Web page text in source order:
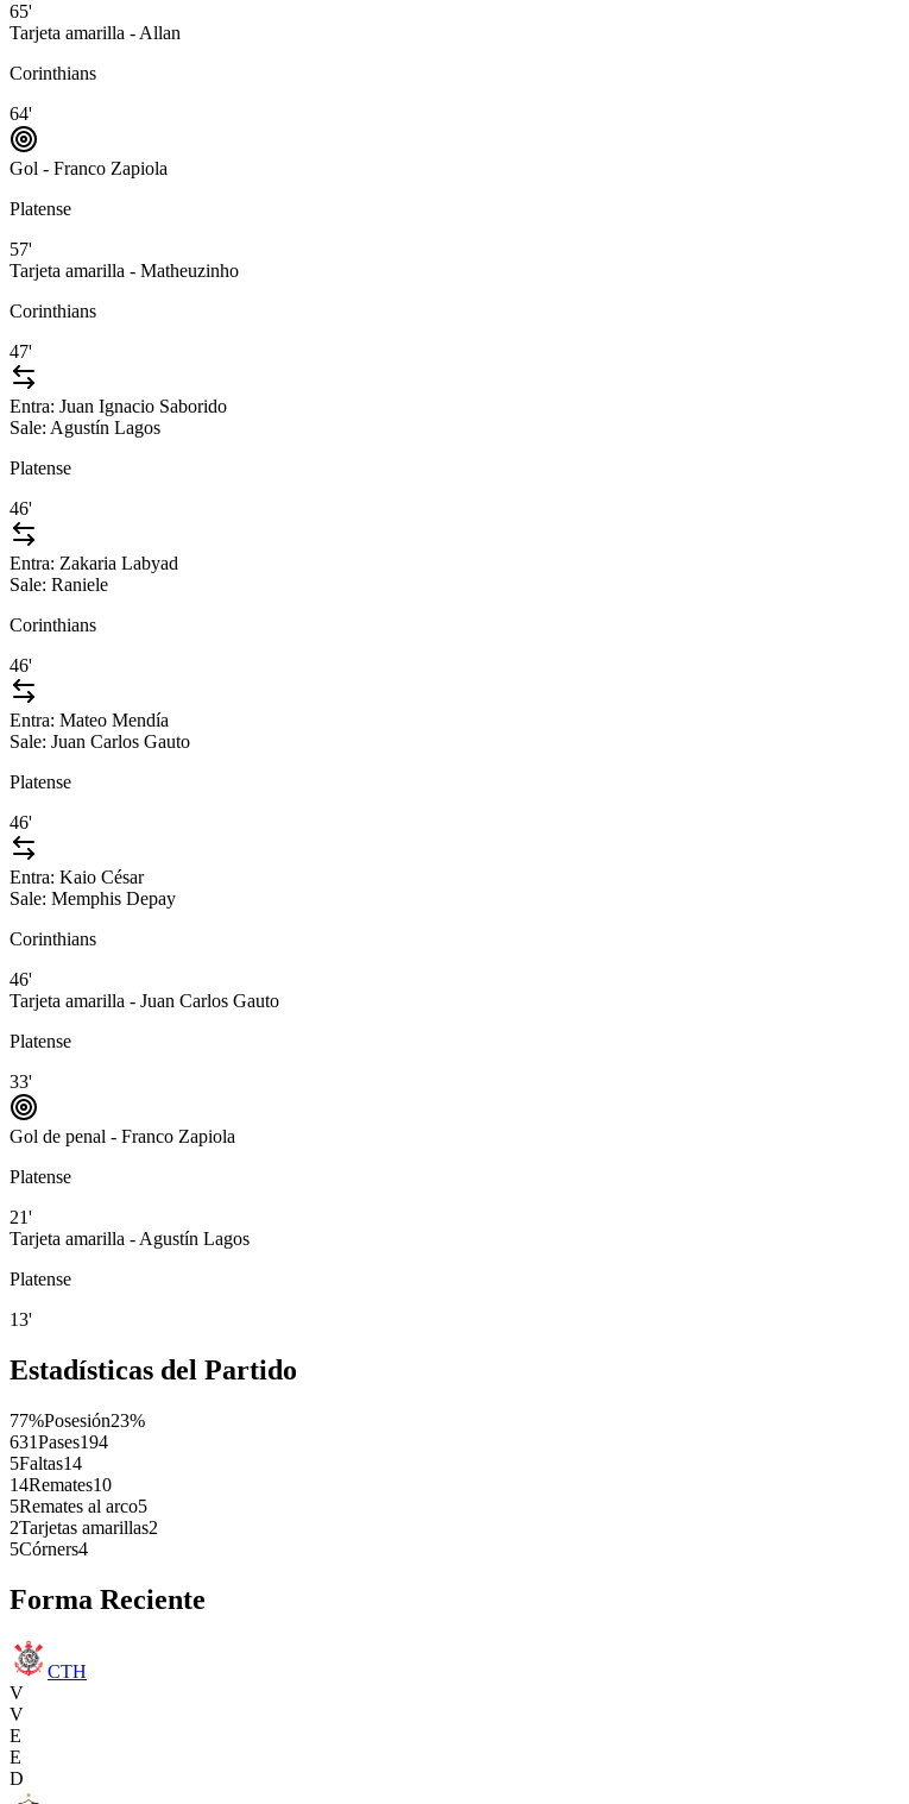
65'
Tarjeta amarilla - Allan
Corinthians
64'
Gol - Franco Zapiola
Platense
57'
Tarjeta amarilla - Matheuzinho
Corinthians
47'
Entra: Juan Ignacio Saborido
Sale: Agustín Lagos
Platense
46'
Entra: Zakaria Labyad
Sale: Raniele
Corinthians
46'
Entra: Mateo Mendía
Sale: Juan Carlos Gauto
Platense
46'
Entra: Kaio César
Sale: Memphis Depay
Corinthians
46'
Tarjeta amarilla - Juan Carlos Gauto
Platense
33'
Gol de penal - Franco Zapiola
Platense
21'
Tarjeta amarilla - Agustín Lagos
Platense
13'
Estadísticas del Partido
77%Posesión23%
631Pases194
5Faltas14
14Remates10
5Remates al arco5
2Tarjetas amarillas2
5Córners4
Forma Reciente
CTH
V
V
E
E
D